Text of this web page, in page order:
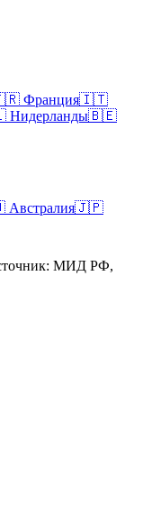
Франция🇮🇹
Нидерланды🇧🇪
Австралия🇯🇵
МИД РФ,